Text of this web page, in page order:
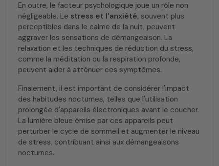
En outre, le facteur psychologique joue un rôle non
négligeable. Le stress et l'anxiété, souvent plus
perceptibles dans le calme de la nuit, peuvent
aggraver les sensations de démangeaison. La
relaxation et les techniques de réduction du stress,
comme la méditation ou la respiration profonde,
peuvent aider à atténuer ces symptômes.
Finalement, il est important de considérer l'impact
des habitudes nocturnes, telles que l'utilisation
prolongée d'appareils électroniques avant le coucher.
La lumière bleue émise par ces appareils peut
perturber le cycle de sommeil et augmenter le niveau
de stress, contribuant ainsi aux démangeaisons
nocturnes.